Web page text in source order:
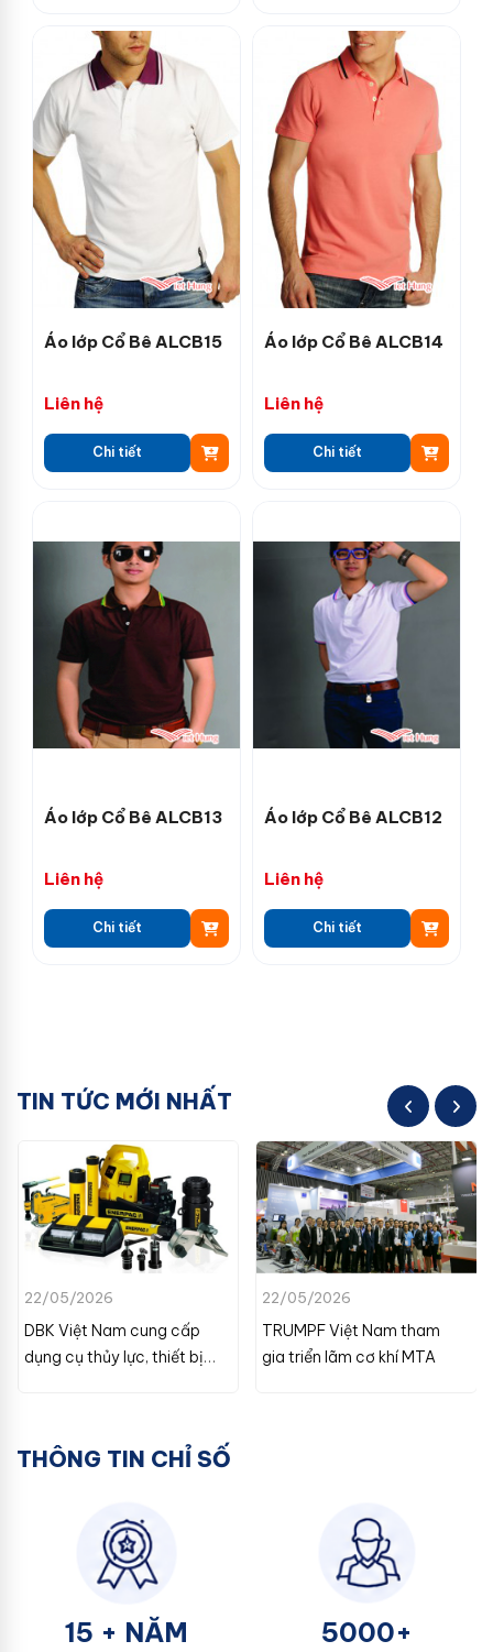
Áo lớp Cổ Bê ALCB15
Liên hệ
Chi tiết
Áo lớp Cổ Bê ALCB14
Liên hệ
Chi tiết
Áo lớp Cổ Bê ALCB13
Liên hệ
Chi tiết
Áo lớp Cổ Bê ALCB12
Liên hệ
Chi tiết
TIN TỨC MỚI NHẤT
22/05/2026
DBK Việt Nam cung cấp
dụng cụ thủy lực, thiết bị
22/05/2026
TRUMPF Việt Nam tham
gia triển lãm cơ khí MTA
THÔNG TIN CHỈ SỐ
15 + NĂM 5000+